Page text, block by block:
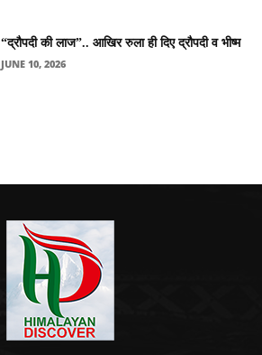
“द्रौपदी की लाज”.. आखिर रुला ही दिए द्रौपदी व भीष्म
JUNE 10, 2026